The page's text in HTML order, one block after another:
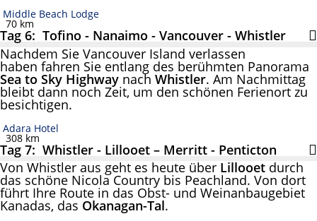
Middle Beach Lodge
70 km
Tag 6: Tofino - Nanaimo - Vancouver - Whistler
Nachdem Sie Vancouver Island verlassen
haben fahren Sie entlang des berühmten Panorama
Sea to Sky Highway nach Whistler. Am Nachmittag
bleibt dann noch Zeit, um den schönen Ferienort zu
besichtigen.
Adara Hotel
308 km
Tag 7: Whistler - Lillooet – Merritt - Penticton
Von Whistler aus geht es heute über Lillooet durch
das schöne Nicola Country bis Peachland. Von dort
führt Ihre Route in das Obst- und Weinanbaugebiet
Kanadas, das Okanagan-Tal.